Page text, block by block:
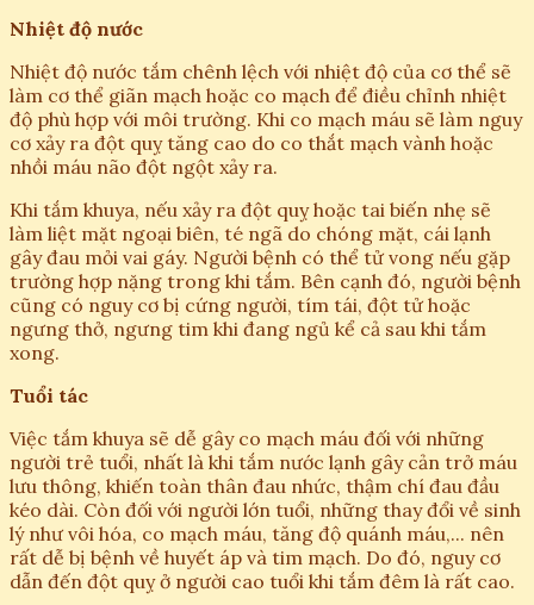
Nhiệt độ nước
Nhiệt độ nước tắm chênh lệch với nhiệt độ của cơ thể sẽ
làm cơ thể giãn mạch hoặc co mạch để điều chỉnh nhiệt
độ phù hợp với môi trường. Khi co mạch máu sẽ làm nguy
cơ xảy ra đột quỵ tăng cao do co thắt mạch vành hoặc
nhồi máu não đột ngột xảy ra.
Khi tắm khuya, nếu xảy ra đột quỵ hoặc tai biến nhẹ sẽ
làm liệt mặt ngoại biên, té ngã do chóng mặt, cái lạnh
gây đau mỏi vai gáy. Người bệnh có thể tử vong nếu gặp
trường hợp nặng trong khi tắm. Bên cạnh đó, người bệnh
cũng có nguy cơ bị cứng người, tím tái, đột tử hoặc
ngưng thở, ngưng tim khi đang ngủ kể cả sau khi tắm
xong.
Tuổi tác
Việc tắm khuya sẽ dễ gây co mạch máu đối với những
người trẻ tuổi, nhất là khi tắm nước lạnh gây cản trở máu
lưu thông, khiến toàn thân đau nhức, thậm chí đau đầu
kéo dài. Còn đối với người lớn tuổi, những thay đổi về sinh
lý như vôi hóa, co mạch máu, tăng độ quánh máu,... nên
rất dễ bị bệnh về huyết áp và tim mạch. Do đó, nguy cơ
dẫn đến đột quỵ ở người cao tuổi khi tắm đêm là rất cao.